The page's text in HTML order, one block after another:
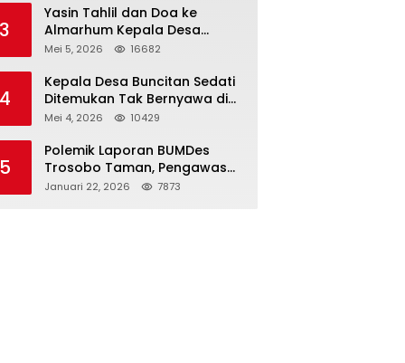
Kapolri
3
Yasin Tahlil dan Doa ke
Almarhum Kepala Desa
Buncitan Digelar Dua Lokasi
Mei 5, 2026 16682
4
Kepala Desa Buncitan Sedati
Ditemukan Tak Bernyawa di
Ruang Kerja, Dugaan Bunuh
Mei 4, 2026 10429
5
Polemik Laporan BUMDes
Trosobo Taman, Pengawas
Walk Out dan Sebut
Januari 22, 2026 7873